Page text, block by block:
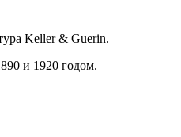
Keller & Guerin.
и 1920 годом.